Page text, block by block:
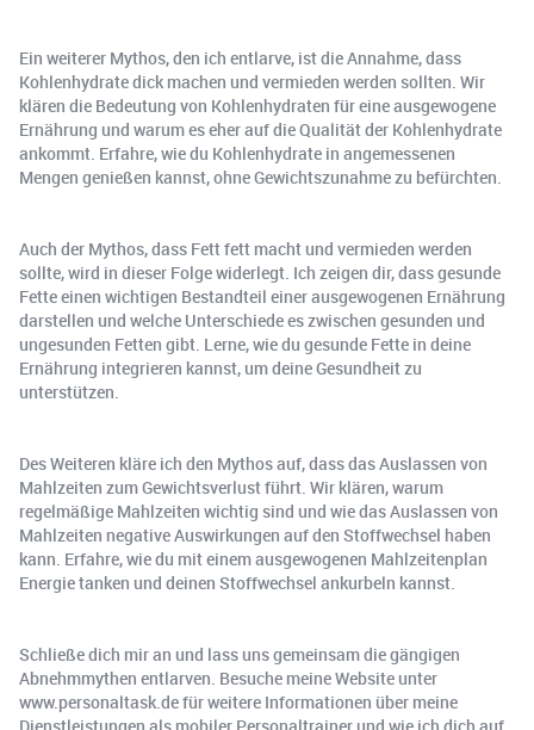
Ein weiterer Mythos, den ich entlarve, ist die Annahme, dass
Kohlenhydrate dick machen und vermieden werden sollten. Wir
klären die Bedeutung von Kohlenhydraten für eine ausgewogene
Ernährung und warum es eher auf die Qualität der Kohlenhydrate
ankommt. Erfahre, wie du Kohlenhydrate in angemessenen
Mengen genießen kannst, ohne Gewichtszunahme zu befürchten.
Auch der Mythos, dass Fett fett macht und vermieden werden
sollte, wird in dieser Folge widerlegt. Ich zeigen dir, dass gesunde
Fette einen wichtigen Bestandteil einer ausgewogenen Ernährung
darstellen und welche Unterschiede es zwischen gesunden und
ungesunden Fetten gibt. Lerne, wie du gesunde Fette in deine
Ernährung integrieren kannst, um deine Gesundheit zu
unterstützen.
Des Weiteren kläre ich den Mythos auf, dass das Auslassen von
Mahlzeiten zum Gewichtsverlust führt. Wir klären, warum
regelmäßige Mahlzeiten wichtig sind und wie das Auslassen von
Mahlzeiten negative Auswirkungen auf den Stoffwechsel haben
kann. Erfahre, wie du mit einem ausgewogenen Mahlzeitenplan
Energie tanken und deinen Stoffwechsel ankurbeln kannst.
Schließe dich mir an und lass uns gemeinsam die gängigen
Abnehmmythen entlarven. Besuche meine Website unter
www.personaltask.de für weitere Informationen über meine